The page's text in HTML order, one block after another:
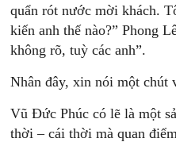
quẩn rót nước mời khách.
kiến anh thế nào?” Phong
không rõ, tuỳ các anh”.
Nhân đây, xin nói một chút
Vũ Đức Phúc có lẽ là một
thời – cái thời mà quan